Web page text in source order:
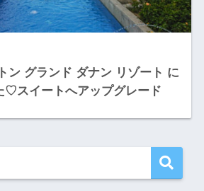
ン グランド ダナン リゾート に
♡スイートへアップグレード